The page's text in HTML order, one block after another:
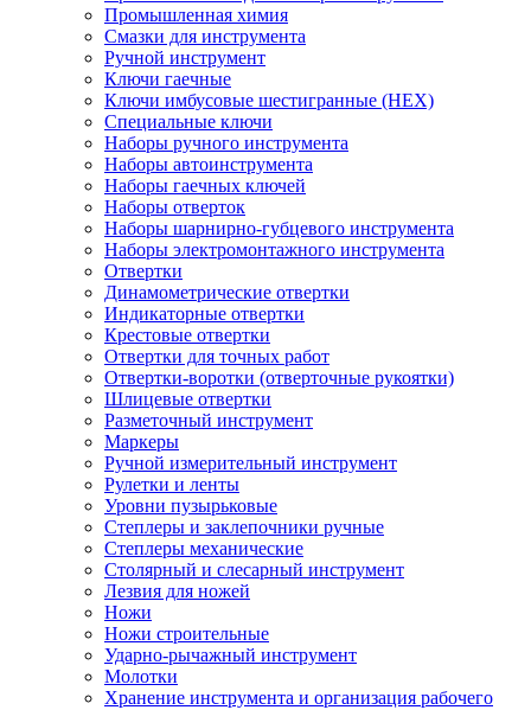
Промышленная химия
Смазки для инструмента
Ручной инструмент
Ключи гаечные
Ключи имбусовые шестигранные (HEX)
Специальные ключи
Наборы ручного инструмента
Наборы автоинструмента
Наборы гаечных ключей
Наборы отверток
Наборы шарнирно-губцевого инструмента
Наборы электромонтажного инструмента
Отвертки
Динамометрические отвертки
Индикаторные отвертки
Крестовые отвертки
Отвертки для точных работ
Отвертки-воротки (отверточные рукоятки)
Шлицевые отвертки
Разметочный инструмент
Маркеры
Ручной измерительный инструмент
Рулетки и ленты
Уровни пузырьковые
Степлеры и заклепочники ручные
Степлеры механические
Столярный и слесарный инструмент
Лезвия для ножей
Ножи
Ножи строительные
Ударно-рычажный инструмент
Молотки
Хранение инструмента и организация рабочего